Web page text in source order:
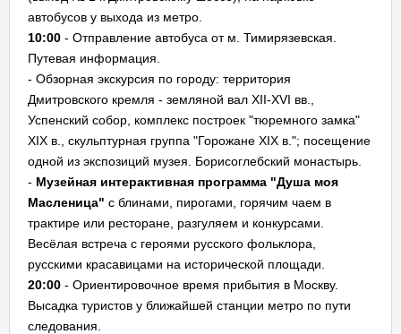
автобусов у выхода из метро.
10:00 - Отправление автобуса от м. Тимирязевская.
Путевая информация.
- Обзорная экскурсия по городу: территория
Дмитровского кремля - земляной вал XII-XVI вв.,
Успенский собор, комплекс построек "тюремного замка"
XIX в., скульптурная группа "Горожане XIX в."; посещение
одной из экспозиций музея. Борисоглебский монастырь.
- Музейная интерактивная программа "Душа моя
Масленица" с блинами, пирогами, горячим чаем в
трактире или ресторане, разгуляем и конкурсами.
Весёлая встреча с героями русского фольклора,
русскими красавицами на исторической площади.
20:00 - Ориентировочное время прибытия в Москву.
Высадка туристов у ближайшей станции метро по пути
следования.